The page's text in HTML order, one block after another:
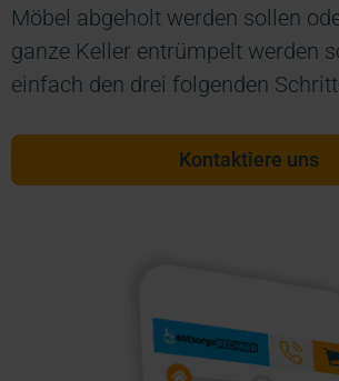
Möbel abgeholt werden sollen
ganze Keller entrümpelt werden
einfach den drei folgenden
Kontaktiere uns